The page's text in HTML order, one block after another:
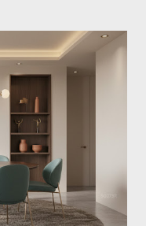
những điểm nhấn
đại họa tiết hình học
định phong cách đó.
đến bạn bộ sưu tập
xu hướng trang trí
hiện đại b0062r 1.
thảm họa tiết hình